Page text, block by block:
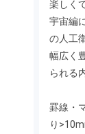
楽しく
宇宙編
の人工
幅広く
られる
罫線・
り